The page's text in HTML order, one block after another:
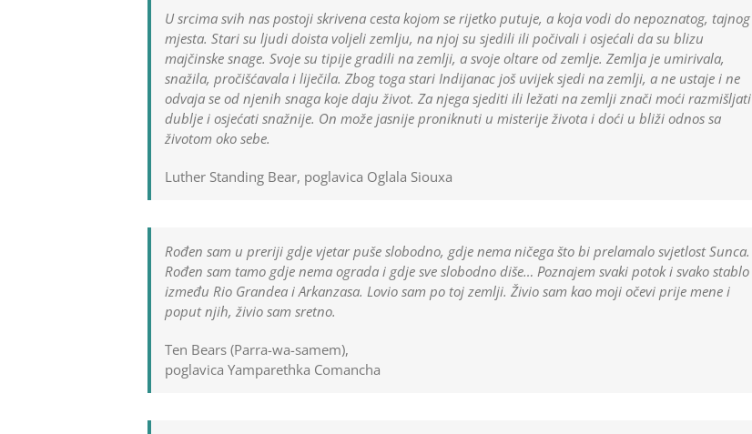
U srcima svih nas postoji skrivena cesta kojom se rijetko putuje, a koja vodi do nepoznatog, tajnog
mjesta. Stari su ljudi doista voljeli zemlju, na njoj su sjedili ili počivali i osjećali da su blizu
majčinske snage. Svoje su tipije gradili na zemlji, a svoje oltare od zemlje. Zemlja je umirivala,
snažila, pročišćavala i liječila. Zbog toga stari Indijanac još uvijek sjedi na zemlji, a ne ustaje i ne
odvaja se od njenih snaga koje daju život. Za njega sjediti ili ležati na zemlji znači moći razmišljati
dublje i osjećati snažnije. On može jasnije proniknuti u misterije života i doći u bliži odnos sa
životom oko sebe.
Luther Standing Bear, poglavica Oglala Siouxa
Rođen sam u preriji gdje vjetar puše slobodno, gdje nema ničega što bi prelamalo svjetlost Sunca.
Rođen sam tamo gdje nema ograda i gdje sve slobodno diše… Poznajem svaki potok i svako stablo
između Rio Grandea i Arkanzasa. Lovio sam po toj zemlji. Živio sam kao moji očevi prije mene i
poput njih, živio sam sretno.
Ten Bears (Parra-wa-samem),
poglavica Yamparethka Comancha